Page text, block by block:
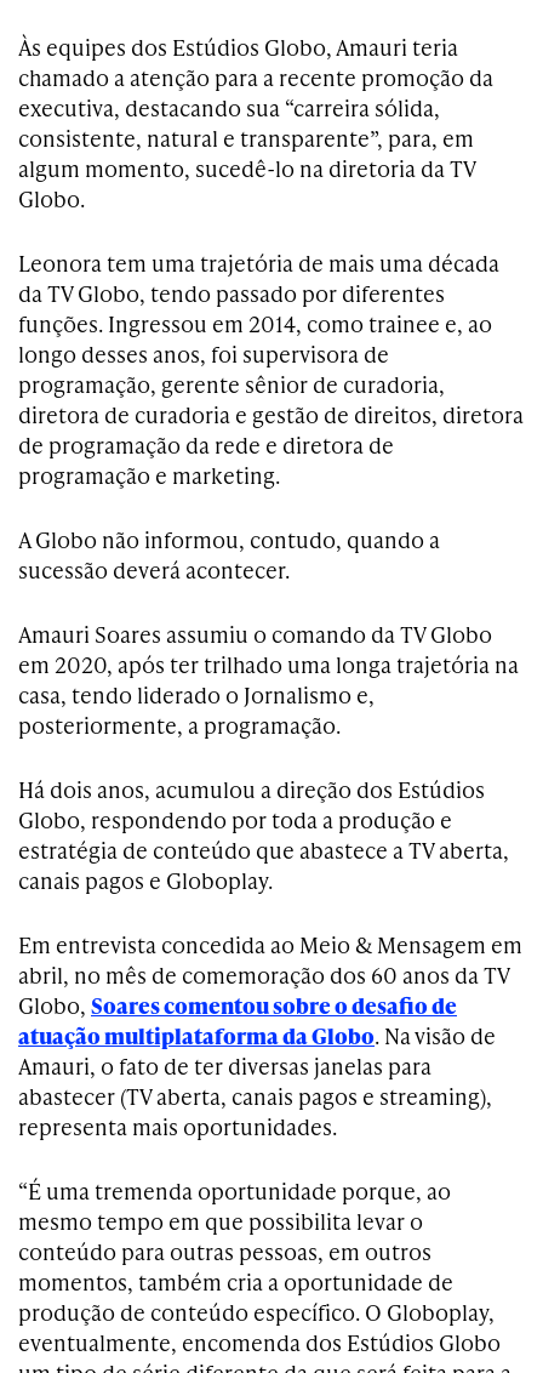
Às equipes dos Estúdios Globo, Amauri teria
chamado a atenção para a recente promoção da
executiva, destacando sua “carreira sólida,
consistente, natural e transparente”, para, em
algum momento, sucedê-lo na diretoria da TV
Globo.
Leonora tem uma trajetória de mais uma década
da TV Globo, tendo passado por diferentes
funções. Ingressou em 2014, como trainee e, ao
longo desses anos, foi supervisora de
programação, gerente sênior de curadoria,
diretora de curadoria e gestão de direitos, diretora
de programação da rede e diretora de
programação e marketing.
A Globo não informou, contudo, quando a
sucessão deverá acontecer.
Amauri Soares assumiu o comando da TV Globo
em 2020, após ter trilhado uma longa trajetória na
casa, tendo liderado o Jornalismo e,
posteriormente, a programação.
Há dois anos, acumulou a direção dos Estúdios
Globo, respondendo por toda a produção e
estratégia de conteúdo que abastece a TV aberta,
canais pagos e Globoplay.
Em entrevista concedida ao Meio & Mensagem em
abril, no mês de comemoração dos 60 anos da TV
Globo, Soares comentou sobre o desafio de
atuação multiplataforma da Globo. Na visão de
Amauri, o fato de ter diversas janelas para
abastecer (TV aberta, canais pagos e streaming),
representa mais oportunidades.
“É uma tremenda oportunidade porque, ao
mesmo tempo em que possibilita levar o
conteúdo para outras pessoas, em outros
momentos, também cria a oportunidade de
produção de conteúdo específico. O Globoplay,
eventualmente, encomenda dos Estúdios Globo